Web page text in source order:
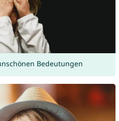
Bedeutungen